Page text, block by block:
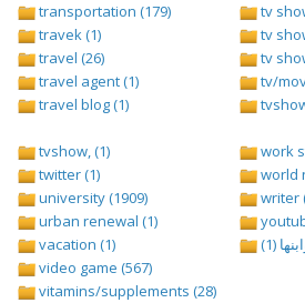
transportation (179)
travek (1)
travel (26)
travel agent (1)
travel blog (1)
tv
tv
tv
tv/
tvshow, (1)
twitter (1)
university (1909)
urban renewal (1)
vacation (1)
video game (567)
vitamins/supplements (28)
work
world
writer
(1)